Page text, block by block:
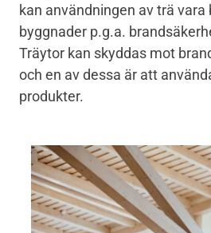
kan användningen av trä vara
byggnader p.g.a.
Träytor kan skyddas mot
och en av dessa är att
produkter.